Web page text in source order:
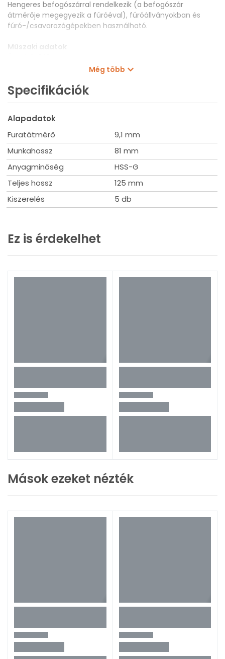
Hengeres befogószárral rendelkezik (a befogószár
átmérője megegyezik a fúróéval), fúróállványokban és
fúró-/csavarozógépekben használható.
Műszaki adatok
Kiszerelés: 5 db
Még több
Specifikációk
Alapadatok
Furatátmérő
9,1 mm
Munkahossz
81 mm
Anyagminőség
HSS-G
Teljes hossz
125 mm
Kiszerelés
5 db
Ez is érdekelhet
Mások ezeket nézték